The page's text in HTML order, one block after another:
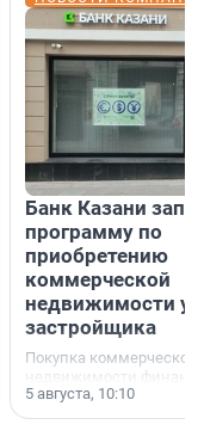
Банк Казани
программу по
приобретению
коммерческой
недвижимости у
застройщика
Покупка коммерческой
недвижимости
инструмент,
предпринимателей.
5 августа, 10:10